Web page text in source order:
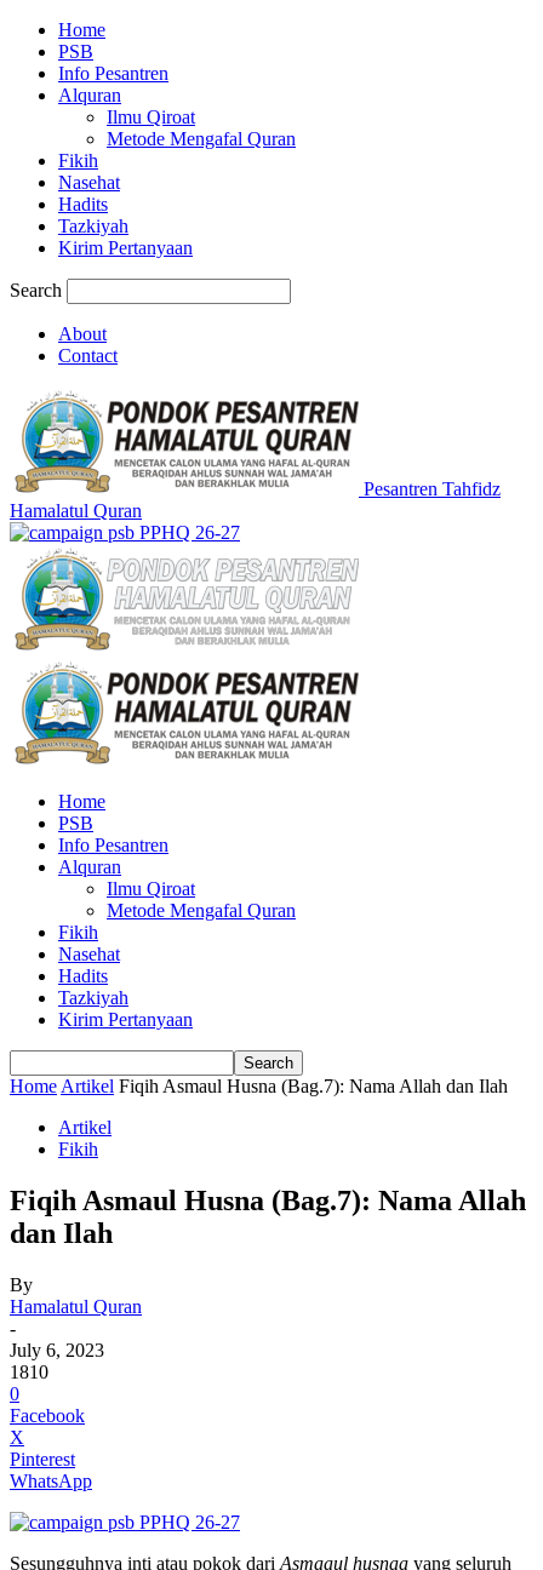
Home
PSB
Info Pesantren
Alquran
Ilmu Qiroat
Metode Mengafal Quran
Fikih
Nasehat
Hadits
Tazkiyah
Kirim Pertanyaan
Search
About
Contact
Pesantren Tahfidz
Hamalatul Quran
Home
PSB
Info Pesantren
Alquran
Ilmu Qiroat
Metode Mengafal Quran
Fikih
Nasehat
Hadits
Tazkiyah
Kirim Pertanyaan
Home Artikel Fiqih Asmaul Husna (Bag.7): Nama Allah dan Ilah
Artikel
Fikih
Fiqih Asmaul Husna (Bag.7): Nama Allah
dan Ilah
By
Hamalatul Quran
-
July 6, 2023
1810
0
Facebook
X
Pinterest
WhatsApp
Sesungguhnya inti atau pokok dari Asmaaul husnaa yang seluruh